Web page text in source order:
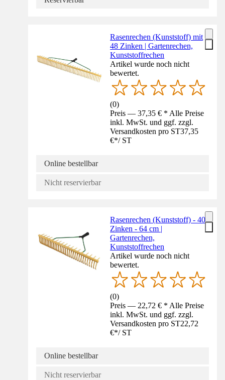
Rasenrechen (Kunststoff) mit
48 Zinken | Gartenrechen,
Kunststoffrechen
Artikel wurde noch nicht
bewertet.
(0)
Preis — 37,35 € * Alle Preise
inkl. MwSt. und ggf. zzgl.
Versandkosten pro ST37,35
€*/ ST
Online bestellbar
Nicht reservierbar
Rasenrechen (Kunststoff) - 40
Zinken - 64 cm |
Gartenrechen,
Kunststoffrechen
Artikel wurde noch nicht
bewertet.
(0)
Preis — 22,72 € * Alle Preise
inkl. MwSt. und ggf. zzgl.
Versandkosten pro ST22,72
€*/ ST
Online bestellbar
Nicht reservierbar